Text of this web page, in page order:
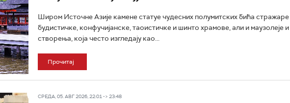
Широм Источне Азије камене статуе чудесних полумитских бића стражаре
будистичке, конфучијанске, таоистичке и шинто храмове, али и маузолеје
створења, која често изгледају као...
Прочитај
СРЕДА, 05. АВГ 2026, 22:01 -> 23:48